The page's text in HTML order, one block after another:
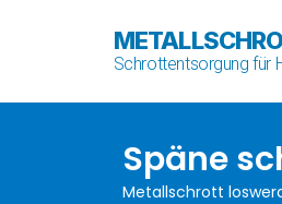
Schrottentsorgung für
Späne
Metallschrott